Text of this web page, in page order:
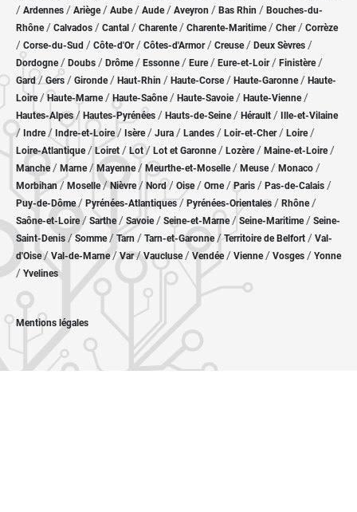
/ Ardennes / Ariège/ Aube/ Aude / Aveyron / Bas Rhin / Bouches-du-
Rhône/ Calvados / Cantal / Charente / Charente-Maritime/ Cher / Corrèze
/ Corse-du-Sud / Côte-d'Or / Côtes-d'Armor/ Creuse/ Deux Sèvres /
Dordogne/ Doubs / Drôme/ Essonne / Eure/ Eure-et-Loir / Finistère/
Gard/Gers / Gironde/ Haut-Rhin / Haute-Corse/ Haute-Garonne/ Haute-
Loire/Haute-Marne/ Haute-Saône/ Haute-Savoie/ Haute-Vienne/
Hautes-Alpes/ Hautes-Pyrénées / Hauts-de-Seine/ Hérault / Ille-et-Vilaine
/ Indre/ Indre-et-Loire/ Isère/ Jura / Landes / Loir-et-Cher/ Loire/
Loire-Atlantique/ Loiret / Lot/ Lot et Garonne/ Lozère / Maine-et-Loire/
Manche/ Marne/ Mayenne/ Meurthe-et-Moselle/ Meuse/ Monaco /
Morbihan/ Moselle/ Nièvre / Nord/ Oise / Orne/Paris / Pas-de-Calais /
Puy-de-Dôme/ Pyrénées-Atlantiques / Pyrénées-Orientales / Rhône/
Saône-et-Loire/ Sarthe/ Savoie/ Seine-et-Marne/ Seine-Maritime/ Seine-
Saint-Denis /Somme/ Tarn / Tarn-et-Garonne/Territoire de Belfort / Val-
d'Oise/ Val-de-Marne/Var/Vaucluse/ Vendée/ Vienne/ Vosges / Yonne
/ Yvelines
Mentions légales